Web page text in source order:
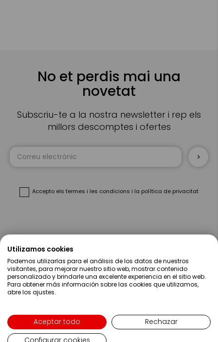
No et perdis mai una
novetat
Subscriu-te a la nostra newsletter i rep els
millors descomptes i ofertes
Accepto els termes i les condicions i la política de privacitat
Sobre Nosaltres
Ajuda
Compres
Contacte
Utilizamos cookies
Podemos utilizarlas para el análisis de los datos de nuestros
visitantes, para mejorar nuestro sitio web, mostrar contenido
personalizado y brindarle una excelente experiencia en el sitio web.
Para obtener más información sobre las cookies que utilizamos,
abre los ajustes.
Aceptar todo
Rechazar